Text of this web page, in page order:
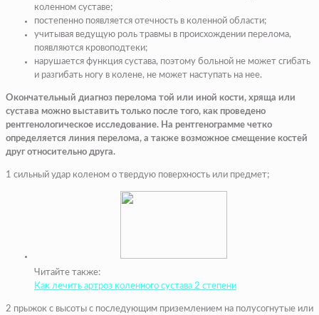
коленном суставе;
постепенно появляется отечность в коленной области;
учитывая ведущую роль травмы в происхождении перелома,
появляются кровоподтеки;
нарушается функция сустава, поэтому больной не может сгибать
и разгибать ногу в колене, не может наступать на нее.
Окончательный диагноз перелома той или иной кости, хряща или
сустава можно выставить только после того, как проведено
рентгенологическое исследование. На рентгенограмме четко
определяется линия перелома, а также возможное смещение костей
друг относительно друга.
1 сильный удар коленом о твердую поверхность или предмет;
Читайте также:
Как лечить артроз коленного сустава 2 степени
2 прыжок с высоты с последующим приземлением на полусогнутые или